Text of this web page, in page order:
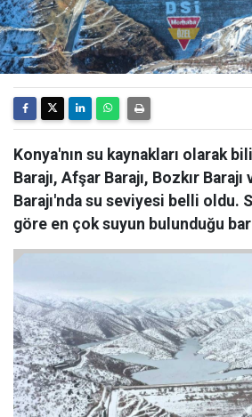
Konya'nın su kaynakları olarak
Barajı, Afşar Barajı, Bozkır Barajı
Barajı'nda su seviyesi belli oldu.
göre en çok suyun bulunduğu